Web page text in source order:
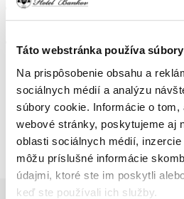
Táto webstránka používa
Na prispôsobenie obsahu a
sociálnych médií a analýzu
súbory cookie. Informácie o tom,
webové stránky, poskytujeme aj
oblasti sociálnych médií,
môžu príslušné informácie
údajmi, ktoré ste im poskytli
keď ste používali ich služby.
free bicycle rental, running and
thethe hotel, hiking&biking
For a draft corporate contract and
here: